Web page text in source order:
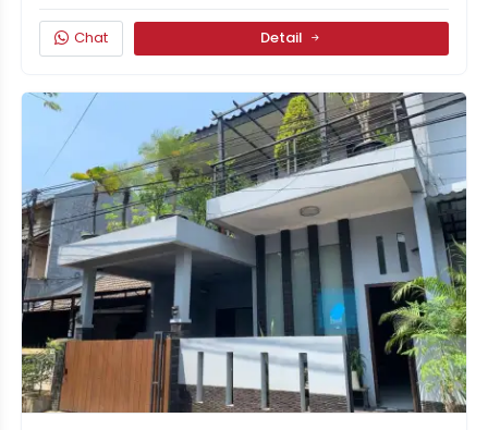
Chat Detail